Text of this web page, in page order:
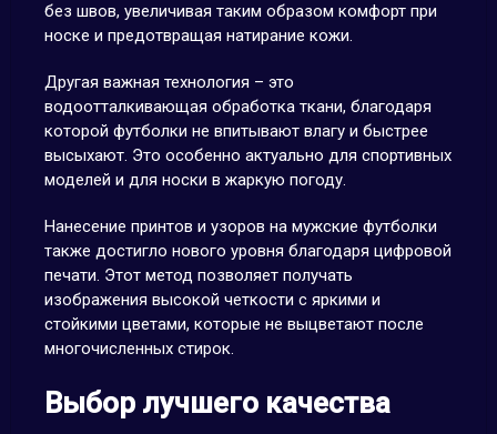
без швов, увеличивая таким образом комфорт при
носке и предотвращая натирание кожи.
Другая важная технология – это
водоотталкивающая обработка ткани, благодаря
которой футболки не впитывают влагу и быстрее
высыхают. Это особенно актуально для спортивных
моделей и для носки в жаркую погоду.
Нанесение принтов и узоров на мужские футболки
также достигло нового уровня благодаря цифровой
печати. Этот метод позволяет получать
изображения высокой четкости с яркими и
стойкими цветами, которые не выцветают после
многочисленных стирок.
Выбор лучшего качества